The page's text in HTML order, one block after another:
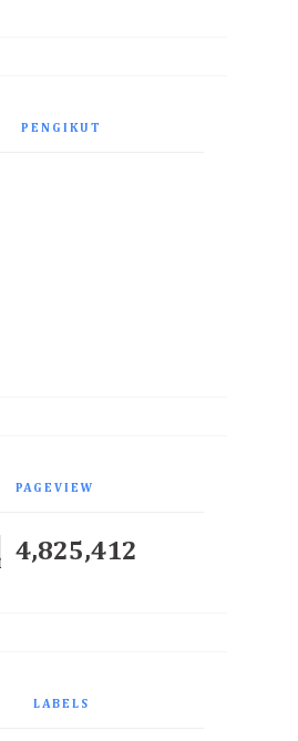
PENGIKUT
PAGEVIEW
4,825,412
LABELS